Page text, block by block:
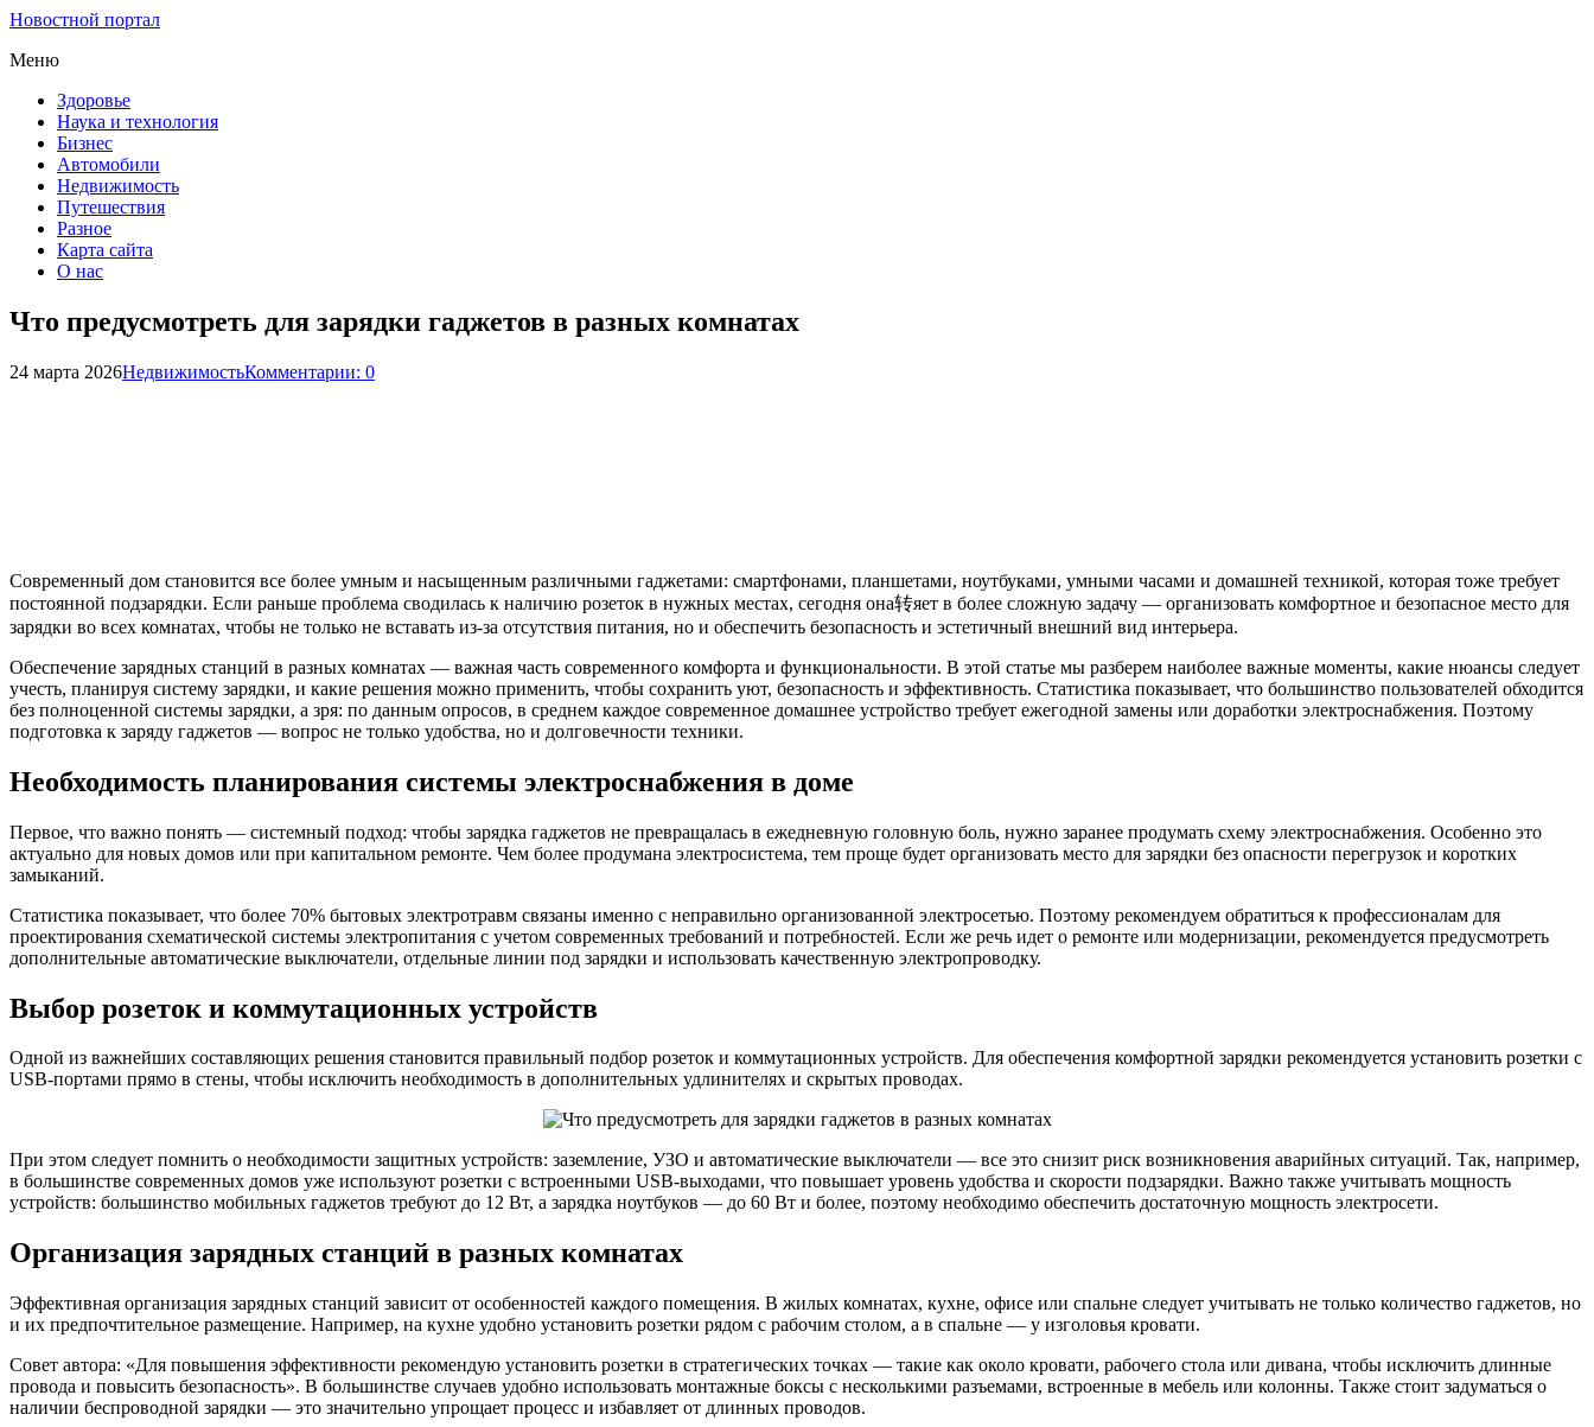
Новостной портал
Меню
Здоровье
Наука и технология
Бизнес
Автомобили
Недвижимость
Путешествия
Разное
Карта сайта
О нас
Что предусмотреть для зарядки гаджетов в разных комнатах
24 марта 2026НедвижимостьКомментарии: 0
Современный дом становится все более умным и насыщенным различными гаджетами: смартфонами, планшетами, ноутбуками, умными часами и домашней техникой, которая тоже требует
постоянной подзарядки. Если раньше проблема сводилась к наличию розеток в нужных местах, сегодня она转яет в более сложную задачу — организовать комфортное и безопасное место для
зарядки во всех комнатах, чтобы не только не вставать из-за отсутствия питания, но и обеспечить безопасность и эстетичный внешний вид интерьера.
Обеспечение зарядных станций в разных комнатах — важная часть современного комфорта и функциональности. В этой статье мы разберем наиболее важные моменты, какие нюансы следует
учесть, планируя систему зарядки, и какие решения можно применить, чтобы сохранить уют, безопасность и эффективность. Статистика показывает, что большинство пользователей обходится
без полноценной системы зарядки, а зря: по данным опросов, в среднем каждое современное домашнее устройство требует ежегодной замены или доработки электроснабжения. Поэтому
подготовка к заряду гаджетов — вопрос не только удобства, но и долговечности техники.
Необходимость планирования системы электроснабжения в доме
Первое, что важно понять — системный подход: чтобы зарядка гаджетов не превращалась в ежедневную головную боль, нужно заранее продумать схему электроснабжения. Особенно это
актуально для новых домов или при капитальном ремонте. Чем более продумана электросистема, тем проще будет организовать место для зарядки без опасности перегрузок и коротких
замыканий.
Статистика показывает, что более 70% бытовых электротравм связаны именно с неправильно организованной электросетью. Поэтому рекомендуем обратиться к профессионалам для
проектирования схематической системы электропитания с учетом современных требований и потребностей. Если же речь идет о ремонте или модернизации, рекомендуется предусмотреть
дополнительные автоматические выключатели, отдельные линии под зарядки и использовать качественную электропроводку.
Выбор розеток и коммутационных устройств
Одной из важнейших составляющих решения становится правильный подбор розеток и коммутационных устройств. Для обеспечения комфортной зарядки рекомендуется установить розетки с
USB-портами прямо в стены, чтобы исключить необходимость в дополнительных удлинителях и скрытых проводах.
При этом следует помнить о необходимости защитных устройств: заземление, УЗО и автоматические выключатели — все это снизит риск возникновения аварийных ситуаций. Так, например,
в большинстве современных домов уже используют розетки с встроенными USB-выходами, что повышает уровень удобства и скорости подзарядки. Важно также учитывать мощность
устройств: большинство мобильных гаджетов требуют до 12 Вт, а зарядка ноутбуков — до 60 Вт и более, поэтому необходимо обеспечить достаточную мощность электросети.
Организация зарядных станций в разных комнатах
Эффективная организация зарядных станций зависит от особенностей каждого помещения. В жилых комнатах, кухне, офисе или спальне следует учитывать не только количество гаджетов, но
и их предпочтительное размещение. Например, на кухне удобно установить розетки рядом с рабочим столом, а в спальне — у изголовья кровати.
Совет автора: «Для повышения эффективности рекомендую установить розетки в стратегических точках — такие как около кровати, рабочего стола или дивана, чтобы исключить длинные
провода и повысить безопасность». В большинстве случаев удобно использовать монтажные боксы с несколькими разъемами, встроенные в мебель или колонны. Также стоит задуматься о
наличии беспроводной зарядки — это значительно упрощает процесс и избавляет от длинных проводов.